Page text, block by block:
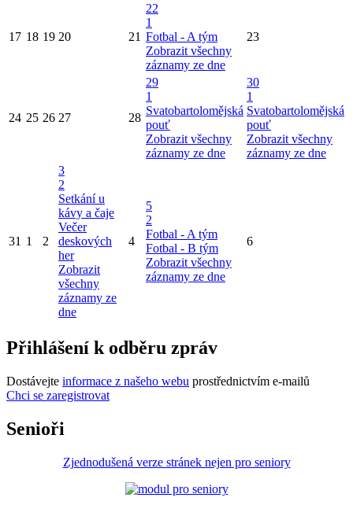
17 18 19 20 21
22
1
Fotbal - A tým
Zobrazit všechny
záznamy ze dne
23
24 25 26 27 28
29
1
Svatobartolomějská
pouť
Zobrazit všechny
záznamy ze dne
30
1
Svatobartolomějská
pouť
Zobrazit všechny
záznamy ze dne
31 1 2
3
2
Setkání u
kávy a čaje
Večer
deskových
her
Zobrazit
všechny
záznamy ze
dne
4
5
2
Fotbal - A tým
Fotbal - B tým
Zobrazit všechny
záznamy ze dne
6
Přihlášení k odběru zpráv
Dostávejte informace z našeho webu prostřednictvím e-mailů
Chci se zaregistrovat
Senioři
Zjednodušená verze stránek nejen pro seniory